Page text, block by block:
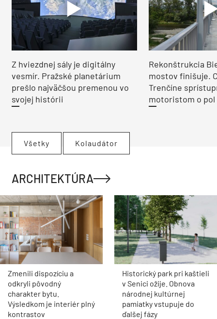
Z hviezdnej sály je digitálny
vesmír. Pražské planetárium
prešlo najväčšou premenou vo
svojej histórii
Rekonštrukcia
mostov finišuje.
Trenčíne
motoristom o pol
Všetky Kolaudátor
ARCHITEKTÚRA
Zmenili dispozíciu a
odkryli pôvodný
charakter bytu.
Výsledkom je interiér plný
kontrastov
Historický park pri kaštieli
v Senici ožije. Obnova
národnej kultúrnej
pamiatky vstupuje do
ďalšej fázy